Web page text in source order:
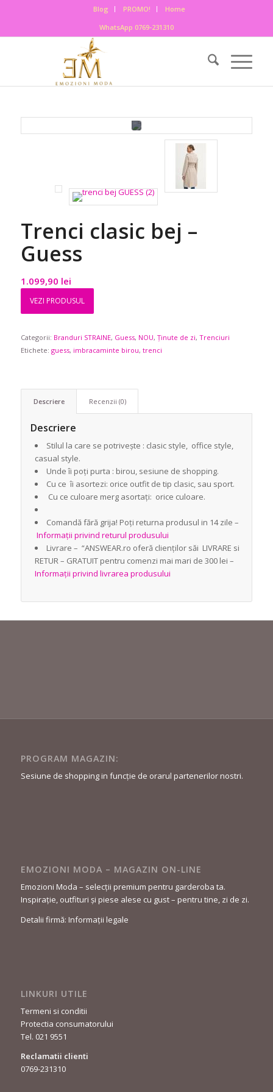
Blog PROMO!
Home
WhatsApp 0769-231310
Trenci clasic bej –
Guess
1.099,90 lei
VEZI PRODUSUL
Categorii: Branduri STRAINE, Guess, NOU, Ținute de zi, Trenciuri
Etichete: guess, imbracaminte birou, trenci
Descriere Recenzii (0)
Descriere
Stilul la care se potrivește : clasic style, office style,
casual style.
Unde îi poți purta : birou, sesiune de shopping.
Cu ce îi asortezi: orice outfit de tip clasic, sau sport.
Cu ce culoare merg asortați: orice culoare.
Comandă fără grija! Poți returna produsul in 14 zile –
Informații privind returul produsului
Livrare – “ANSWEAR.ro oferă clienților săi LIVRARE si
RETUR – GRATUIT pentru comenzi mai mari de 300 lei –
Informații privind livrarea produsului
PROGRAM MAGAZIN:
Sesiune de shopping in funcție de orarul partenerilor nostri.
EMOZIONI MODA – MAGAZIN ON-LINE
Emozioni Moda – selecții premium pentru garderoba ta.
Inspirație, outfituri și piese alese cu gust – pentru tine, zi de zi.
Detalii firmă: Informații legale
LINKURI UTILE
Termeni si conditii
Protectia consumatorului
Tel. 021 9551
Reclamatii clienti
0769-231310